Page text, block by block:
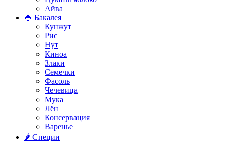
Айва
🍚 Бакалея
Кунжут
Рис
Нут
Киноа
Злаки
Семечки
Фасоль
Чечевица
Мука
Лён
Консервация
Варенье
🌶️ Специи